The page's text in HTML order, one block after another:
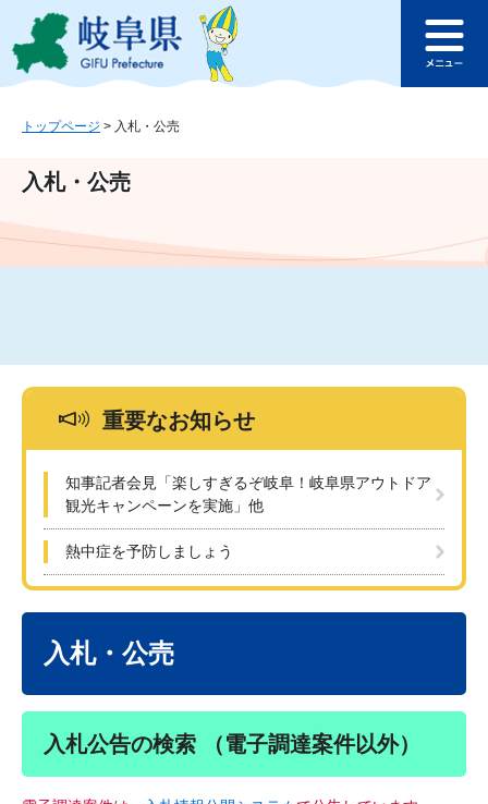
ジ
ュ
文
このページの本文へ
ュ
トップページ > 入札・公売
入札・公売
重要なお知らせ
知事記者会見「楽しすぎるぞ岐阜！岐阜県アウトドア
観光キャンペーンを実施」他
熱中症を予防しましょう
入札・公売
入札公告の検索 （電子調達案件以外）